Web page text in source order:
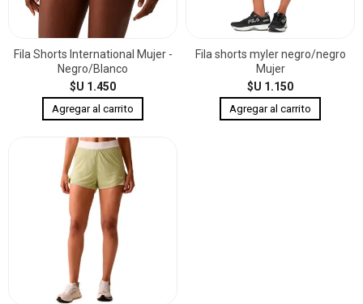
Fila Shorts International Mujer -
Negro/Blanco
$U 1.450
Fila shorts myler negro/negro
Mujer
$U 1.150